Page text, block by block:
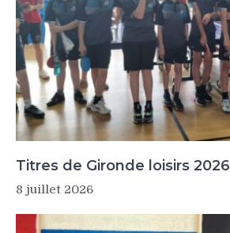
Titres de Gironde loisirs 2026
8 juillet 2026